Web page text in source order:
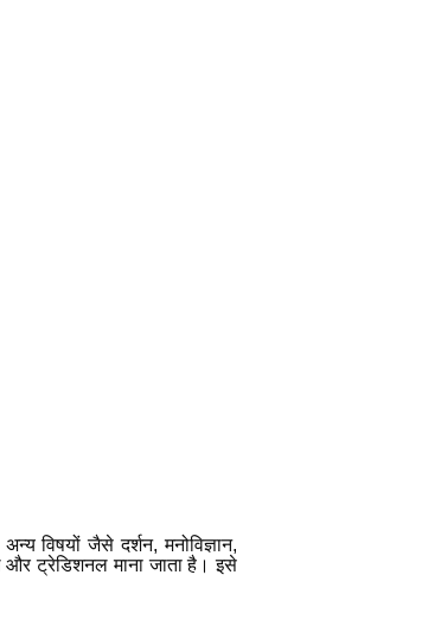
विषयों जैसे दर्शन,मनोविज्ञान,
ट्रेडिशनल माना जाता है। इसे